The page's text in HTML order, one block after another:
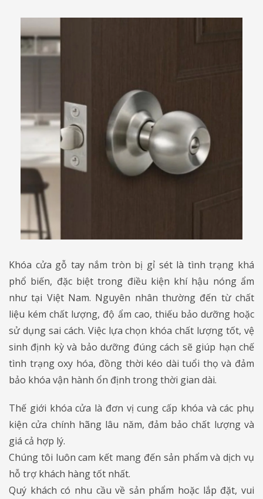
Khóa cửa gỗ tay nắm tròn bị gỉ sét là tình trạng khá
phổ biến, đặc biệt trong điều kiện khí hậu nóng ẩm
như tại Việt Nam. Nguyên nhân thường đến từ chất
liệu kém chất lượng, độ ẩm cao, thiếu bảo dưỡng hoặc
sử dụng sai cách. Việc lựa chọn khóa chất lượng tốt, vệ
sinh định kỳ và bảo dưỡng đúng cách sẽ giúp hạn chế
tình trạng oxy hóa, đồng thời kéo dài tuổi thọ và đảm
bảo khóa vận hành ổn định trong thời gian dài.
Thế giới khóa cửa là đơn vị cung cấp khóa và các phụ
kiện cửa chính hãng lâu năm, đảm bảo chất lượng và
giá cả hợp lý.
Chúng tôi luôn cam kết mang đến sản phẩm và dịch vụ
hỗ trợ khách hàng tốt nhất.
Quý khách có nhu cầu về sản phẩm hoặc lắp đặt, vui